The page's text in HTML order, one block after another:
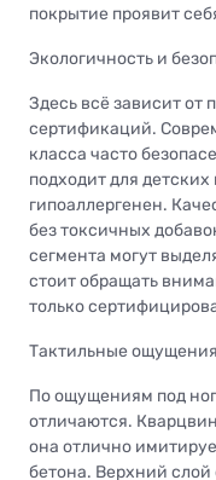
покрытие проявит
Экологичность и
Здесь всё зависит от
сертификаций.
класса часто
подходит для
гипоаллергенен.
без токсичных
сегмента могут
стоит обращать
только
Тактильные
По ощущениям под
отличаются.
она отлично
бетона. Верхний слой